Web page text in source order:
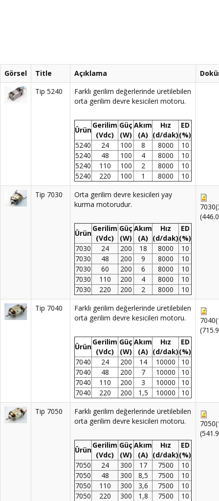
Görsel Title Açıklama
Tip 5240
Farklı gerilim değerlerinde üretilebilen
orta gerilim devre kesicileri motoru.
Ürün
Gerilim
(Vdc)
Güç
(W)
Akım
(A)
Hız
(d/dak)
ED
(%)
5240
24 100 8 8000
10
5240
48 100 4 8000
10
5240
110 100 2 8000
10
5240
220 100 1 8000
10
Tip 7030
Orta gerilim devre kesicileri yay
kurma motorudur.
Ürün
Gerilim
(Vdc)
Güç
(W)
Akım
(A)
Hız
(d/dak)
ED
(%)
7030
24 200 18 8000
10
7030
48 200 9 8000
10
7030
60 200 6 8000
10
7030
110 200 4 8000
10
7030
220 200 2 8000 10
Tip 7040
Farklı gerilim değerlerinde üretilebilen
orta gerilim devre kesicileri motoru.
Ürün
Gerilim
(Vdc)
Güç
(W)
Akım
(A)
Hız
(d/dak)
ED
(%)
7040
24 200 14 10000
10
7040
48 200 7 10000
10
7040
110 200 3 10000
10
7040
220 200 1,5 10000 10
Tip 7050
Farklı gerilim değerlerinde üretilebilen
orta gerilim devre kesicileri motoru.
Ürün
Gerilim
(Vdc)
Güç
(W)
Akım
(A)
Hız
(d/dak)
ED
(%)
7050
24 300 17 7500
10
7050
48 300 8,5 7500
10
7050
110 300 3,6 7500
10
7050
220 300 1,8 7500 10